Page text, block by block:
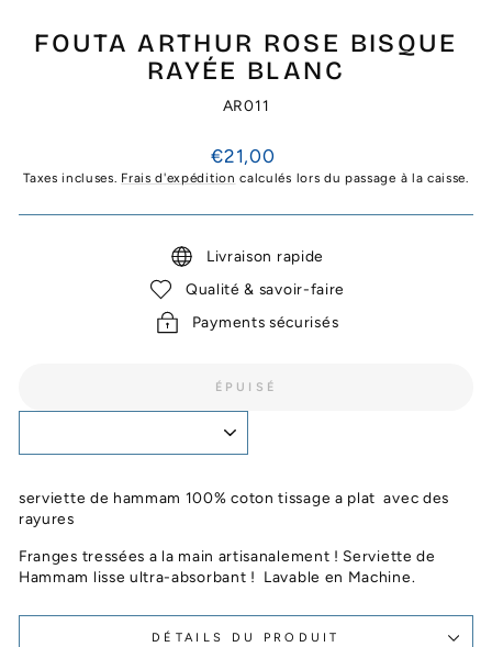
FOUTA ARTHUR ROSE BISQUE
RAYÉE BLANC
AR011
Prix
régulier
€21,00
Taxes incluses. Frais d'expédition calculés lors du passage à la caisse.
Livraison rapide
Qualité & savoir-faire
Payments sécurisés
ÉPUISÉ
serviette de hammam 100% coton tissage a plat avec des
rayures
Franges tressées a la main artisanalement ! Serviette de
Hammam lisse ultra-absorbant ! Lavable en Machine.
DÉTAILS DU PRODUIT